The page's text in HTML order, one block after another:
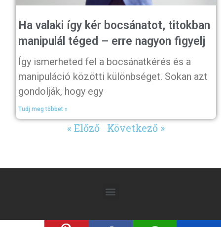
Ha valaki így kér bocsánatot, titokban
manipulál téged – erre nagyon figyelj
Így ismerheted fel a bocsánatkérés és a
manipuláció közötti különbséget. Sokan azt
gondolják, hogy egy
Tudj meg többet »
« Előző Következő »